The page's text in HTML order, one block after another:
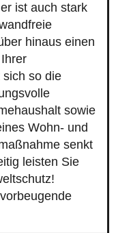
ist auch stark
hinaus einen
sich so die
sowie
Wohn- und
senkt
leisten Sie